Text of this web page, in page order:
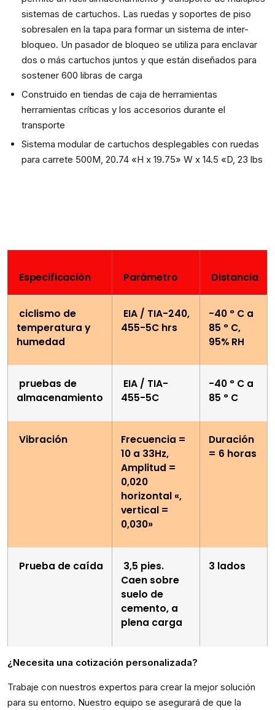
sistemas de cartuchos. Las ruedas y soportes de piso
sobresalen en la tapa para formar un sistema de inter-
bloqueo. Un pasador de bloqueo se utiliza para enclavar
dos o más cartuchos juntos y que están diseñados para
sostener 600 libras de carga
Construido en tiendas de caja de herramientas
herramientas críticas y los accesorios durante el
transporte
Sistema modular de cartuchos desplegables con ruedas
para carrete 500M, 20.74 «H x 19.75» W x 14.5 «D, 23 lbs
Especificación Parámetro Distancia
ciclismo de
temperatura y
humedad
EIA / TIA-240,
455-5C ​​hrs
-40 ° C a
85 ° C,
95% RH
pruebas de
almacenamiento
EIA / TIA-
455-5C
-40 ° C a
85 ° C
Vibración
Frecuencia =
10 a 33Hz,
Amplitud =
0,020
horizontal «,
vertical =
0,030»
Duración
= 6 horas
Prueba de caída
3,5 pies.
Caen sobre
suelo de
cemento, a
plena carga
3 lados
¿Necesita una cotización personalizada?
Trabaje con nuestros expertos para crear la mejor solución
para su entorno. Nuestro equipo se asegurará de que la